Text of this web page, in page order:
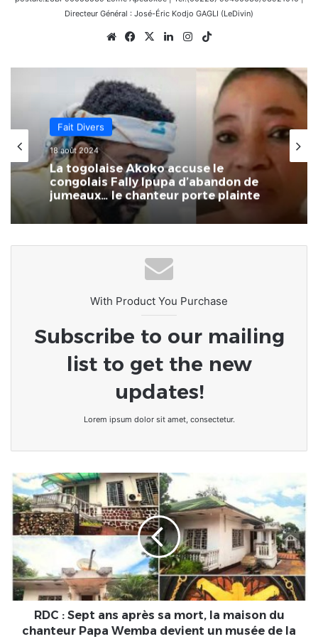
Directeur Général : José-Éric Kodjo GAGLI (LeDivin)
WebsiteFacebook
X LinkedinInstagram
Fait Divers
18 août 2024
La togolaise Akoko accuse le
congolais Fally Ipupa d’abandon de
jumeaux… le chanteur porte plainte
With Product You Purchase
Subscribe to our mailing
list to get the new
updates!
Lorem ipsum dolor sit amet, consectetur.
RDC
:
Sept
ans
après
sa
mort,
la
maison
chanteur
RDC : Sept ans après sa mort, la maison du
chanteur Papa Wemba devient un musée de la